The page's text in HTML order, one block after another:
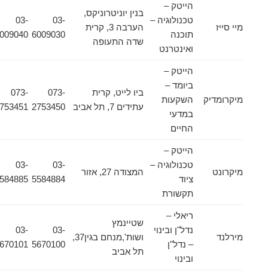
מיי סייז
הייטק –
טכנולוגיה –
תוכנה
ואינטרנט
בנין יוניטרוניקס,
הערבה 3, קרית
שדה התעופה
6009030
6009040
מיקרומדיק
הייטק –
ביומד –
השקעות
במדעי
החיים
ביו לייט, קרית
עתידים 7, תל אביב
073-
2753450
073-
2753451
מיקרונט
הייטק –
טכנולוגיה –
תקשורת
המצודה 27, אזור
5584884
5584885
מירלנד
ריאלי –
נדל"ן ובינוי
– נדל"ן
ובינוי
שטיינמץ
ושות',מנחם בגין37,
תל אביב
5670100
5670101